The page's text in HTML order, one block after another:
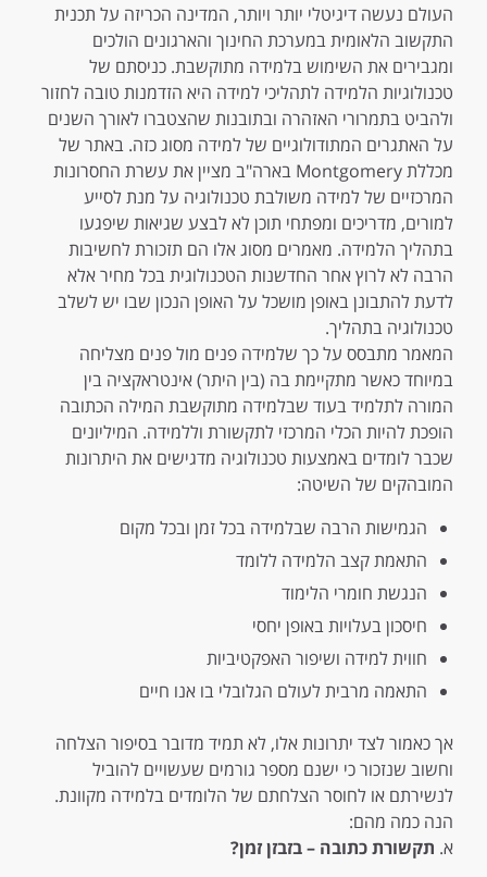
העולם נעשה דיגיטלי יותר ויותר, המדינה הכריזה על תכנית
התקשוב הלאומית במערכת החינוך והארגונים הולכים
ומגבירים את השימוש בלמידה מתוקשבת. כניסתם של
טכנולוגיות הלמידה לתהליכי למידה היא הזדמנות טובה לחזור
ולהביט בתמרורי האזהרה ובתובנות שהצטברו לאורך השנים
על האתגרים המתודולוגיים של למידה מסוג כזה. באתר של
מכללתMontgomery בארה"ב מציין את עשרת החסרונות
המרכזיים של למידה משולבת טכנולוגיה על מנת לסייע
למורים, מדריכים ומפתחי תוכן לא לבצע שגיאות שיפגעו
בתהליך הלמידה. מאמרים מסוג אלו הם תזכורת לחשיבות
הרבה לא לרוץ אחר החדשנות הטכנולוגית בכל מחיר אלא
לדעת להתבונן באופן מושכל על האופן הנכון שבו יש לשלב
טכנולוגיה בתהליך.
המאמר מתבסס על כך שלמידה פנים מול פנים מצליחה
במיוחד כאשר מתקיימת בה (בין היתר) אינטראקציה בין
המורה לתלמיד בעוד שבלמידה מתוקשבת המילה הכתובה
הופכת להיות הכלי המרכזי לתקשורת וללמידה. המיליונים
שכבר לומדים באמצעות טכנולוגיה מדגישים את היתרונות
המובהקים של השיטה:
הגמישות הרבה שבלמידה בכל זמן ובכל מקום
התאמת קצב הלמידה ללומד
הנגשת חומרי הלימוד
חיסכון בעלויות באופן יחסי
חווית למידה ושיפור האפקטיביות
התאמה מרבית לעולם הגלובלי בו אנו חיים
אך כאמור לצד יתרונות אלו, לא תמיד מדובר בסיפור הצלחה
וחשוב שנזכור כי ישנם מספר גורמים שעשויים להוביל
לנשירתם או לחוסר הצלחתם של הלומדים בלמידה מקוונת.
הנה כמה מהם:
א. תקשורת כתובה – בזבזן זמן?